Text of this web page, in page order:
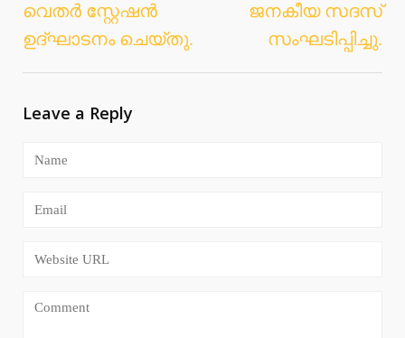
വെതർ സ്റ്റേഷൻ
ഉദ്ഘാടനം ചെയ്തു.
ജനകീയ സദസ്
സംഘടിപ്പിച്ചു.
Leave a Reply